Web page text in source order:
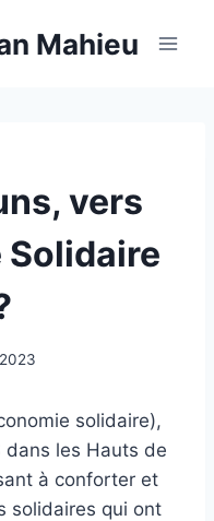
Mahieu
vers
Solidaire
solidaire),
dans les Hauts de
à conforter et
solidaires qui ont